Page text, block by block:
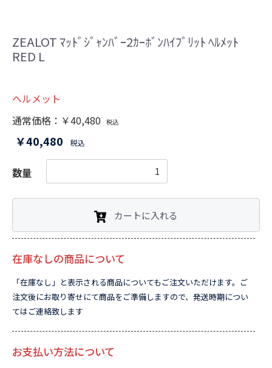
ZEALOT ﾏｯﾄﾞｼﾞｬﾝﾊﾞｰ2ｶｰﾎﾞﾝﾊｲﾌﾞﾘｯﾄ ﾍﾙﾒｯﾄ
RED L
ヘルメット
通常価格：￥40,480
税込
￥40,480 税込
数量
カートに入れる
在庫なしの商品について
「在庫なし」と表示される商品についてもご注文いただけます。ご
注文後にお取り寄せにて商品をご準備しますので、発送時期につい
てはご連絡致します
お支払い方法について